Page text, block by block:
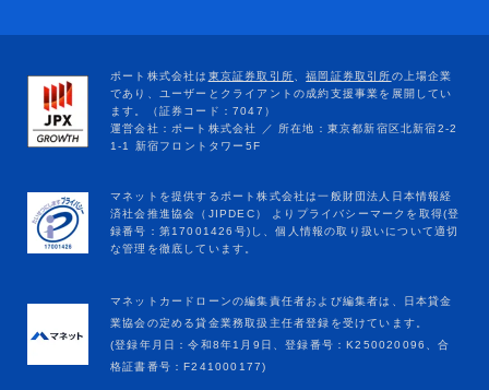
マネットカードローンの編集責任者および編集者は、日本貸金
業協会の定める貸金業務取扱主任者登録を受けています。
(登録年月日：令和8年1月9日、登録番号：K250020096、合
格証書番号：F241000177)